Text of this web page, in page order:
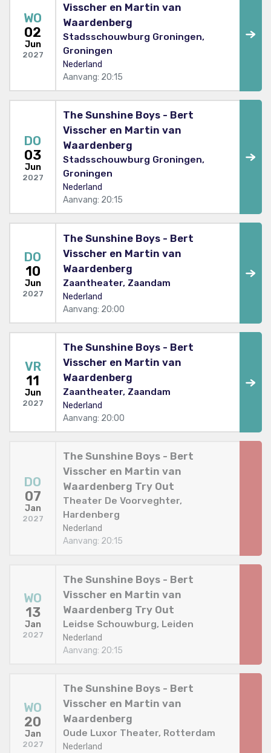
WO
02
Jun
2027
Visscher en Martin van
Waardenberg
Stadsschouwburg Groningen,
Groningen
Nederland
Aanvang: 20:15
DO
03
Jun
2027
The Sunshine Boys - Bert
Visscher en Martin van
Waardenberg
Stadsschouwburg Groningen,
Groningen
Nederland
Aanvang: 20:15
DO
10
Jun
2027
The Sunshine Boys - Bert
Visscher en Martin van
Waardenberg
Zaantheater, Zaandam
Nederland
Aanvang: 20:00
VR
11
Jun
2027
The Sunshine Boys - Bert
Visscher en Martin van
Waardenberg
Zaantheater, Zaandam
Nederland
Aanvang: 20:00
DO
07
Jan
2027
The Sunshine Boys - Bert
Visscher en Martin van
Waardenberg Try Out
Theater De Voorveghter,
Hardenberg
Nederland
Aanvang: 20:15
WO
13
Jan
2027
The Sunshine Boys - Bert
Visscher en Martin van
Waardenberg Try Out
Leidse Schouwburg, Leiden
Nederland
Aanvang: 20:15
WO
20
Jan
2027
The Sunshine Boys - Bert
Visscher en Martin van
Waardenberg
Oude Luxor Theater, Rotterdam
Nederland